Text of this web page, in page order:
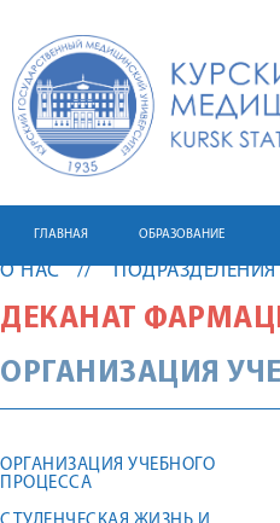
ГЛАВНАЯ ОБРАЗОВАНИЕ
О НАС ПОДРАЗДЕЛЕНИЯ
ДЕКАНАТ
ОРГАНИЗАЦИЯ
ОРГАНИЗАЦИЯ УЧЕБНОГО
ПРОЦЕССА